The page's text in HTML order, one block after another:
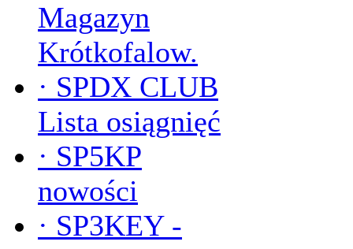
Magazyn
Krótkofalow.
· SPDX CLUB
Lista osiągnięć
· SP5KP
nowości
· SP3KEY -